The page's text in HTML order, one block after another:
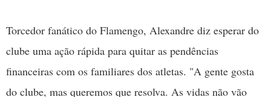
Torcedor fanático do Flamengo, Alexandre diz esperar do
clube uma ação rápida para quitar as pendências
financeiras com os familiares dos atletas. "A gente gosta
do clube, mas queremos que resolva. As vidas não vão